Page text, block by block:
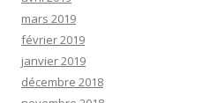
mars 2019
février 2019
janvier 2019
décembre 2018